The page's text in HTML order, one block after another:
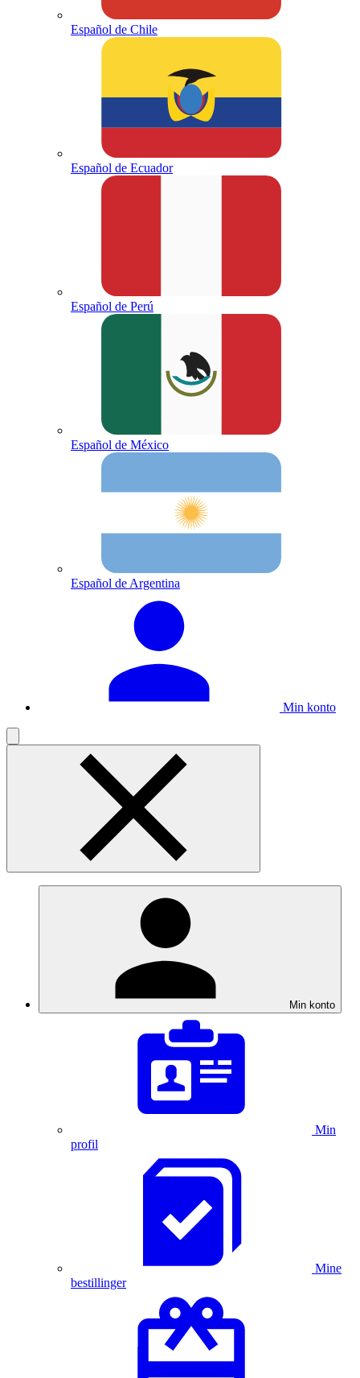
Español de Chile
Español de Ecuador
Español de Perú
Español de México
Español de Argentina
Min konto
Min konto
Min
profil
Mine
bestillinger